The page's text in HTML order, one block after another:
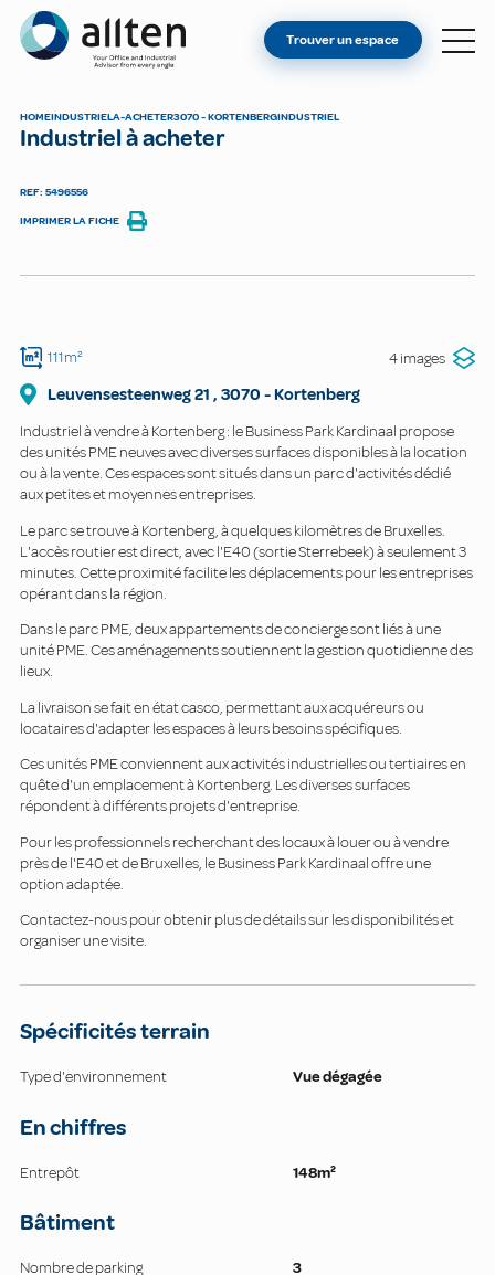
Allten
TROUVER UN ESPACE
CONTACT
Trouver un espace
HOMEINDUSTRIELA-ACHETER3070 - KORTENBERGINDUSTRIEL
Industriel à acheter
REF: 5496556
IMPRIMER LA FICHE
111m² 4 images
Leuvensesteenweg21 , 3070 -Kortenberg
Industriel à vendre à Kortenberg : le Business Park Kardinaal propose
des unités PME neuves avec diverses surfaces disponibles à la location
ou à la vente. Ces espaces sont situés dans un parc d'activités dédié
aux petites et moyennes entreprises.
Le parc se trouve à Kortenberg, à quelques kilomètres de Bruxelles.
L'accès routier est direct, avec l'E40 (sortie Sterrebeek) à seulement 3
minutes. Cette proximité facilite les déplacements pour les entreprises
opérant dans la région.
Dans le parc PME, deux appartements de concierge sont liés à une
unité PME. Ces aménagements soutiennent la gestion quotidienne des
lieux.
La livraison se fait en état casco, permettant aux acquéreurs ou
locataires d'adapter les espaces à leurs besoins spécifiques.
Ces unités PME conviennent aux activités industrielles ou tertiaires en
quête d'un emplacement à Kortenberg. Les diverses surfaces
répondent à différents projets d'entreprise.
Pour les professionnels recherchant des locaux à louer ou à vendre
près de l'E40 et de Bruxelles, le Business Park Kardinaal offre une
option adaptée.
Contactez-nous pour obtenir plus de détails sur les disponibilités et
organiser une visite.
Spécificités terrain
Type d'environnement Vue dégagée
En chiffres
Entrepôt 148m²
Bâtiment
Nombre de parking 3